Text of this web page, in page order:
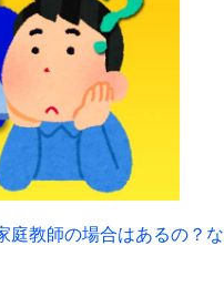
庭教師の場合はあるの？な